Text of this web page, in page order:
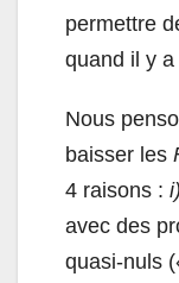
permettre
quand il y a
Nous
baisser les
4 raisons : i)
avec des
quasi-nuls